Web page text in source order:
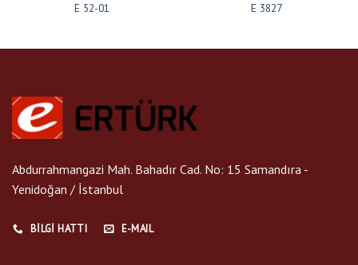
E 52-01 E 3827
Abdurrahmangazi Mah. Bahadır Cad. No: 15 Samandıra -
Yenidoğan / İstanbul
BILGI HATTI E-MAIL